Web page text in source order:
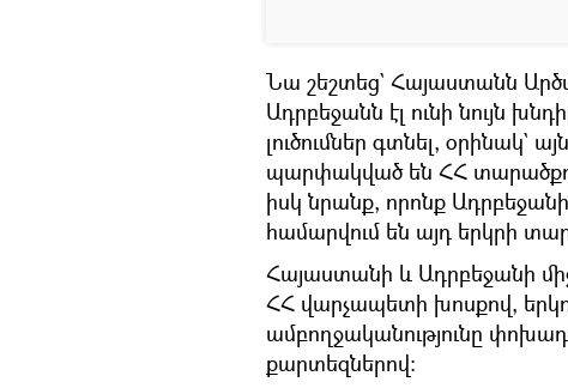
Նա շեշտեց` Հայաստանն
Ադրբեջանն էլ ունի նույն
լուծումներ գտնել, օրինակ`
պարփակված են ՀՀ
իսկ նրանք, որոնք
համարվում են այդ երկրի
Հայաստանի և Ադրբեջանի
ՀՀ վարչապետի խոսքով,
ամբողջականությունը
քարտեզներով։